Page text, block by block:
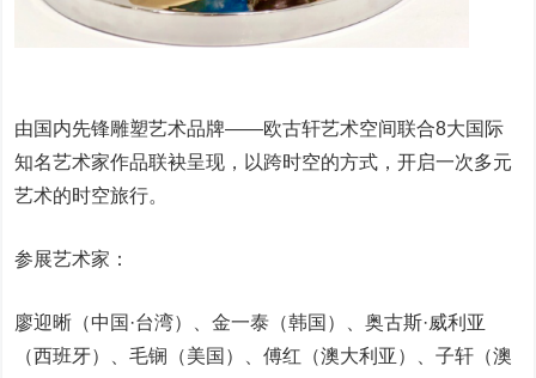
由国内先锋雕塑艺术品牌——欧古轩艺术空间联合8大国际
知名艺术家作品联袂呈现，以跨时空的方式，开启一次多元
艺术的时空旅行。
参展艺术家：
廖迎晰（中国·台湾）、金一泰（韩国）、奥古斯·威利亚
（西班牙）、毛锎（美国）、傅红（澳大利亚）、子轩（澳